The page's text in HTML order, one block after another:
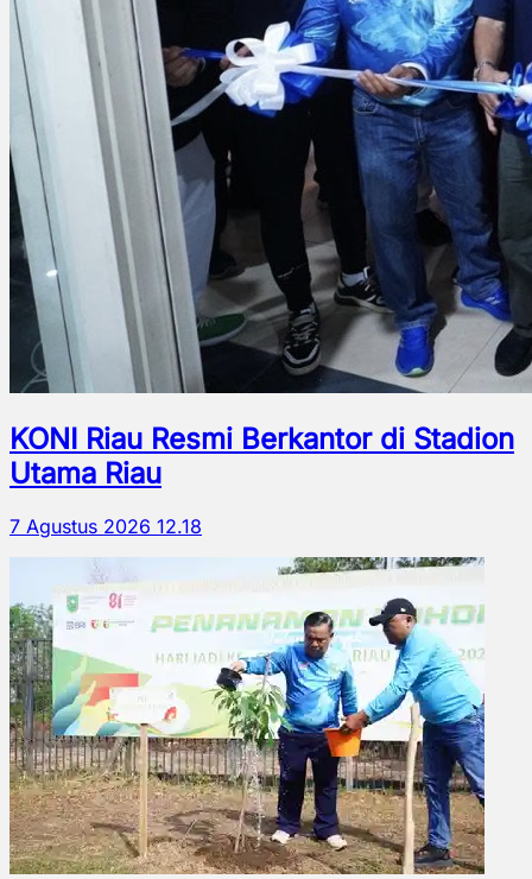
KONI Riau Resmi Berkantor di Stadion
Utama Riau
7 Agustus 2026 12.18